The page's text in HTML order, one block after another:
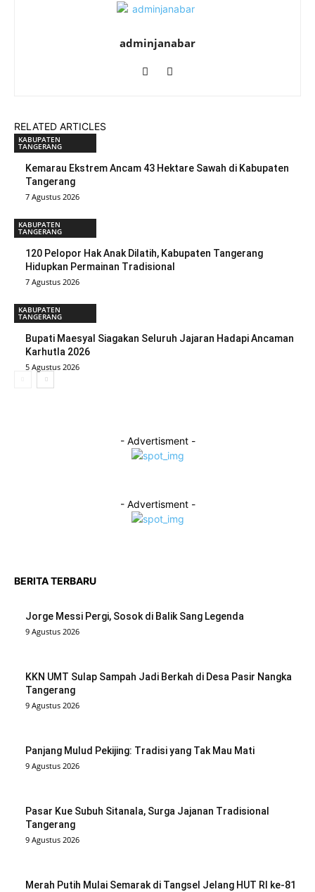
adminjanabar
RELATED ARTICLES
KABUPATEN
TANGERANG
Kemarau Ekstrem Ancam 43 Hektare Sawah di Kabupaten
Tangerang
7 Agustus 2026
KABUPATEN
TANGERANG
120 Pelopor Hak Anak Dilatih, Kabupaten Tangerang
Hidupkan Permainan Tradisional
7 Agustus 2026
KABUPATEN
TANGERANG
Bupati Maesyal Siagakan Seluruh Jajaran Hadapi Ancaman
Karhutla 2026
5 Agustus 2026
- Advertisment -
- Advertisment -
BERITA TERBARU
Jorge Messi Pergi, Sosok di Balik Sang Legenda
9 Agustus 2026
KKN UMT Sulap Sampah Jadi Berkah di Desa Pasir Nangka
Tangerang
9 Agustus 2026
Panjang Mulud Pekijing: Tradisi yang Tak Mau Mati
9 Agustus 2026
Pasar Kue Subuh Sitanala, Surga Jajanan Tradisional
Tangerang
9 Agustus 2026
Merah Putih Mulai Semarak di Tangsel Jelang HUT RI ke-81